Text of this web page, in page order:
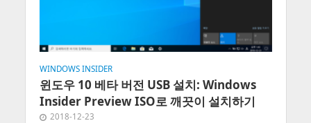
WINDOWS INSIDER
윈도우 10 베타 버전 USB 설치: Windows
Insider Preview ISO로 깨끗이 설치하기
2018-12-23